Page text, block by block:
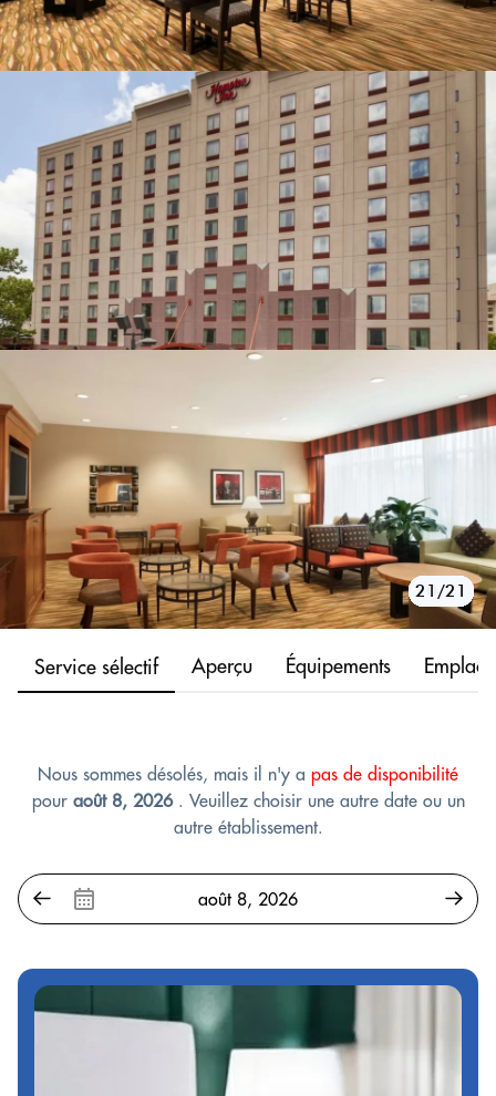
1/21
2/21
3/21
4/21
5/21
6/21
7/21
8/21
9/21
10/21
11/21
12/21
13/21
14/21
15/21
16/21
17/21
18/21
19/21
20/21
21/21
Service sélectif Aperçu Équipements
Nous sommes désolés, mais il n'y a pas de disponibilité
pour août 8, 2026. Veuillez choisir une autre date ou un
autre établissement.